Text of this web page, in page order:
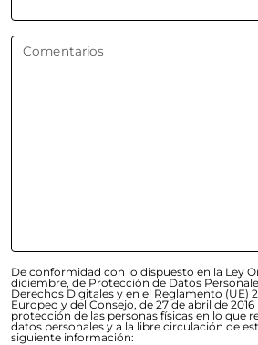
Comentarios
De conformidad con lo dispuesto en la Ley
diciembre, de Protección de Datos
Derechos Digitales y en el Reglamento (UE)
Europeo y del Consejo, de 27 de abril de 2016
protección de las personas físicas en lo que
datos personales y a la libre circulación de
siguiente información: